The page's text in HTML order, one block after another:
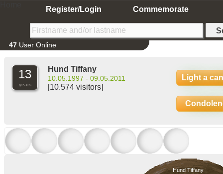
Register/Login Commemorate
47 User Online
13
years
Hund Tiffany
10.05.1997 - 09.05.2011
[10.574 visitors]
Light a
Hund Tiffany